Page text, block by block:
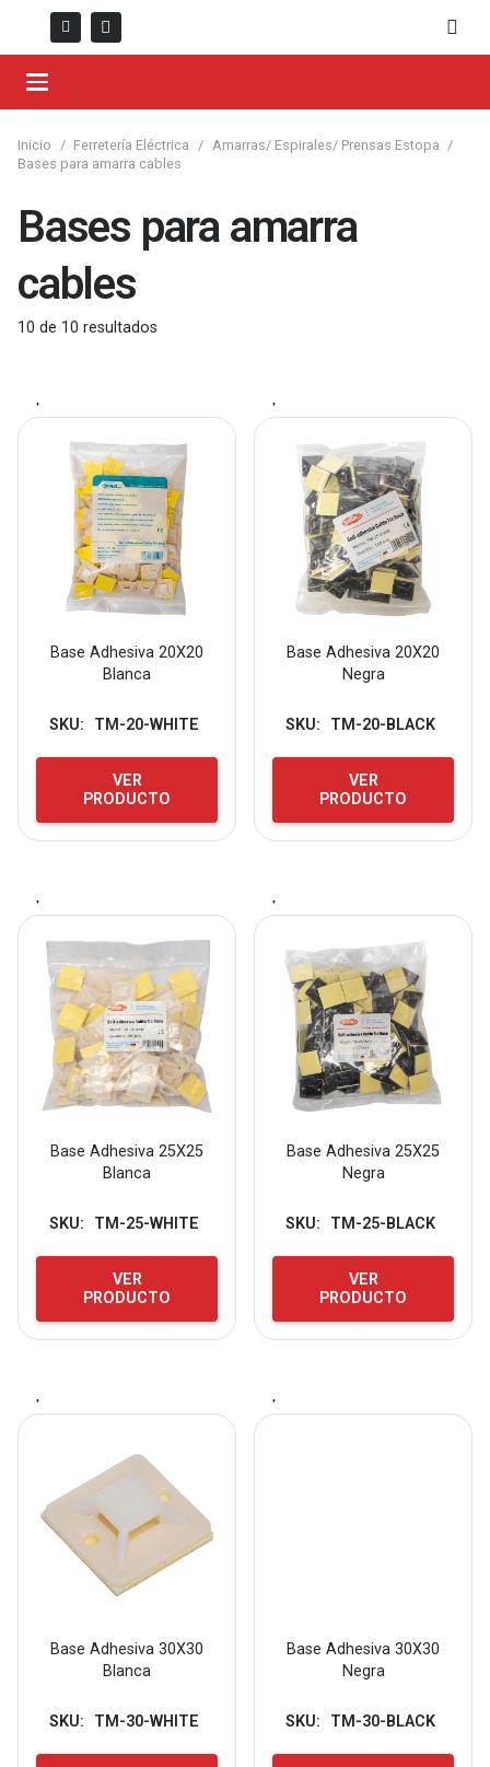
Inicio / Ferretería Eléctrica / Amarras/ Espirales/ Prensas Estopa /
Bases para amarra cables
Bases para amarra
cables
10 de 10 resultados
Base Adhesiva 20X20
Blanca
SKU: TM-20-WHITE
VER
PRODUCTO
Base Adhesiva 20X20
Negra
SKU: TM-20-BLACK
VER
PRODUCTO
Base Adhesiva 25X25
Blanca
SKU: TM-25-WHITE
VER
PRODUCTO
Base Adhesiva 25X25
Negra
SKU: TM-25-BLACK
VER
PRODUCTO
Base Adhesiva 30X30
Blanca
SKU: TM-30-WHITE
Base Adhesiva 30X30
Negra
SKU: TM-30-BLACK